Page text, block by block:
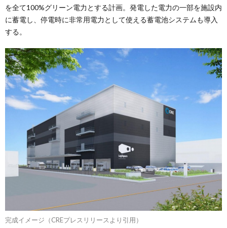
を全て100%グリーン電力とする計画。発電した電力の一部を施設内
に蓄電し、停電時に非常用電力として使える蓄電池システムも導入
する。
完成イメージ（CREプレスリリースより引用）